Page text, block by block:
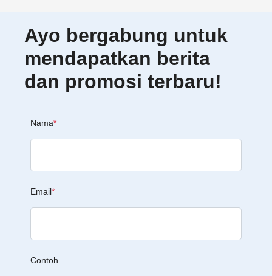
Ayo bergabung untuk
mendapatkan berita
dan promosi terbaru!
Nama*
Email*
Contoh